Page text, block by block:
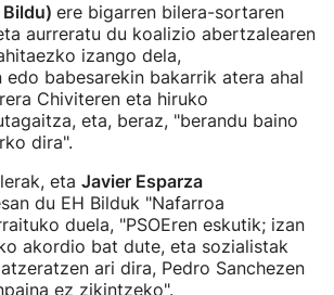
Bildu) ere bigarren bilera-sortaren
aurreratu du koalizio abertzalearen
izango dela,
babesarekin bakarrik atera ahal
Chiviteren eta hiruko
eta, beraz, "berandu baino
dira".
eta Javier Esparza
du EH Bilduk "Nafarroa
duela, "PSOEren eskutik; izan
akordio bat dute, eta sozialistak
ari dira, Pedro Sanchezen
ez zikintzeko".